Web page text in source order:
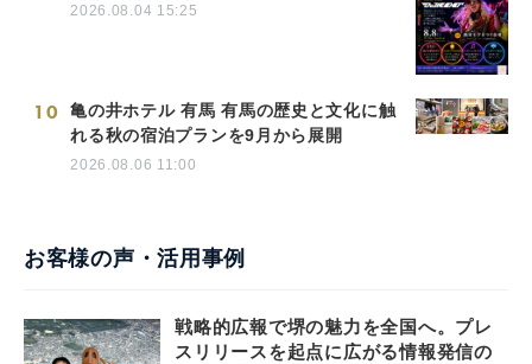
2026.08.04 15:25
10
亀の井ホテル 有馬 有馬の歴史と文化に触
れる秋の宿泊プランを9月から展開
2026.08.06 11:00
お客様の声・活用事例
戦略的広報で堺の魅力を全国へ。プレ
スリリースを起点に広がる情報発信の